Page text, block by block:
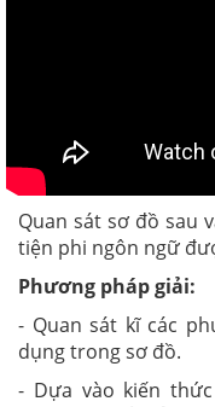
Quan sát sơ đồ sau
tiện phi ngôn ngữ
Phương pháp giải:
- Quan sát kĩ các
dụng trong sơ đồ.
- Dựa vào kiến